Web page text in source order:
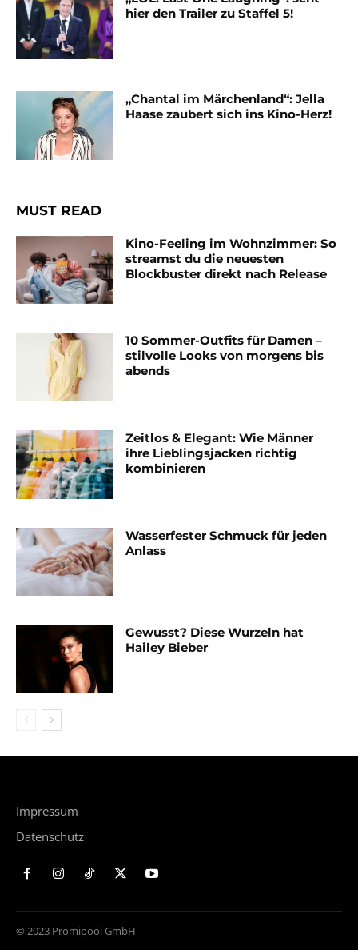
hier den Trailer zu Staffel 5!
„Chantal im Märchenland“: Jella
Haase zaubert sich ins Kino-Herz!
MUST READ
Kino-Feeling im Wohnzimmer: So
streamst du die neuesten
Blockbuster direkt nach Release
10 Sommer-Outfits für Damen –
stilvolle Looks von morgens bis
abends
Zeitlos & Elegant: Wie Männer
ihre Lieblingsjacken richtig
kombinieren
Wasserfester Schmuck für jeden
Anlass
Gewusst? Diese Wurzeln hat
Hailey Bieber
Impressum
Datenschutz
© 2023 Promipool GmbH